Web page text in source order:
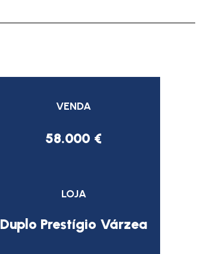
VENDA
58.000 €
LOJA
Duplo Prestígio Várzea